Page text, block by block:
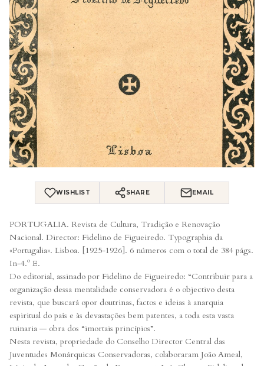
WISHLIST SHARE EMAIL
PORTUGALIA. Revista de Cultura, Tradição e Renovação
Nacional. Director: Fidelino de Figueiredo. Typographia da
«Portugalia». Lisboa. [1925-1926]. 6 números com o total de 384 págs.
In-4.º E.
Do editorial, assinado por Fidelino de Figueiredo: “Contribuir para a
organização dessa mentalidade conservadora é o objectivo desta
revista, que buscará opor doutrinas, factos e ideias à anarquia
espiritual do país e às devastações bem patentes, a toda esta vasta
ruinaria — obra dos “imortais princípios”.
Nesta revista, propriedade do Conselho Director Central das
Juventudes Monárquicas Conservadoras, colaboraram João Ameal,